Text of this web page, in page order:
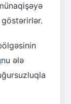
nu ələ